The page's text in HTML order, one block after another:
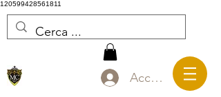
120599428561811
Accedi